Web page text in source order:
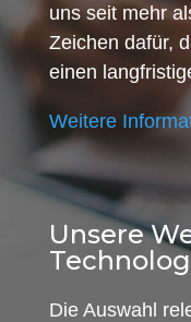
uns seit mehr
Zeichen dafür,
einen
Weitere
Unsere
Die Auswahl